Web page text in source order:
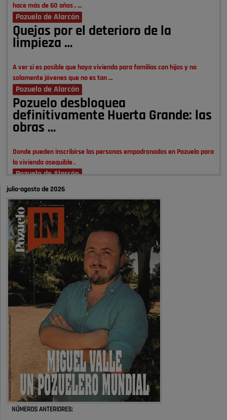
hace más de 60 años , …
Pozuelo de Alarcón
Quejas por el deterioro de la
limpieza …
A ver si es posible que haya vivienda para familias con hijos y no
solamente jóvenes que no es tan …
Pozuelo de Alarcón
Pozuelo desbloquea
definitivamente Huerta Grande: las
obras …
Donde pueden inscribirse las personas empadronados en Pozuelo para
la vivienda asequible .
Pozuelo de Alarcón
Pozuelo desbloquea
definitivamente Huerta Grande: las
obras …
También pienso que si no fuéramos tan sucios no haría falta denunciar
nada
Pozuelo de Alarcón
Quejas por el deterioro de la
limpieza …
Será amigo de alguien importante...en el Congreso, Senado, en la
Policía o en la politica
Pozuelo de Alarcón
🔴 EXCLUSIVA | El comisario de la …
😆Durán menos qué un caramelo en la puerta de un colegio 🍬
Pozuelo de Alarcón
🔴 EXCLUSIVA | El comisario de la …
julio-agosto de 2026
NÚMEROS ANTERIORES: